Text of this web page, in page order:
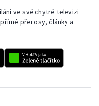
ve své chytré televizi
přenosy, články a